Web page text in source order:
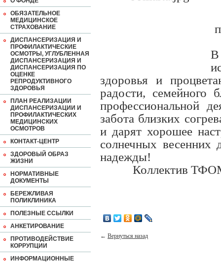
ОБЯЗАТЕЛЬНОЕ
МЕДИЦИНСКОЕ
СТРАХОВАНИЕ
ДИСПАНСЕРИЗАЦИЯ И
ПРОФИЛАКТИЧЕСКИЕ
ОСМОТРЫ, УГЛУБЛЕННАЯ
ДИСПАНСЕРИЗАЦИЯ И
ДИСПАНСЕРИЗАЦИЯ ПО
ОЦЕНКЕ
РЕПРОДУКТИВНОГО
ЗДОРОВЬЯ
ПЛАН РЕАЛИЗАЦИИ
ДИСПАНСЕРИЗАЦИИ И
ПРОФИЛАКТИЧЕСКИХ
МЕДИЦИНСКИХ
ОСМОТРОВ
КОНТАКТ-ЦЕНТР
ЗДОРОВЫЙ ОБРАЗ
ЖИЗНИ
НОРМАТИВНЫЕ
ДОКУМЕНТЫ
БЕРЕЖЛИВАЯ
ПОЛИКЛИНИКА
ПОЛЕЗНЫЕ ССЫЛКИ
АНКЕТИРОВАНИЕ
ПРОТИВОДЕЙСТВИЕ
КОРРУПЦИИ
ИНФОРМАЦИОННЫЕ
В
здоровья и
радости, семейного
профессиональной
забота близких
и дарят хорошее
солнечных весенних
надежды!
Коллектив
← Вернуться назад